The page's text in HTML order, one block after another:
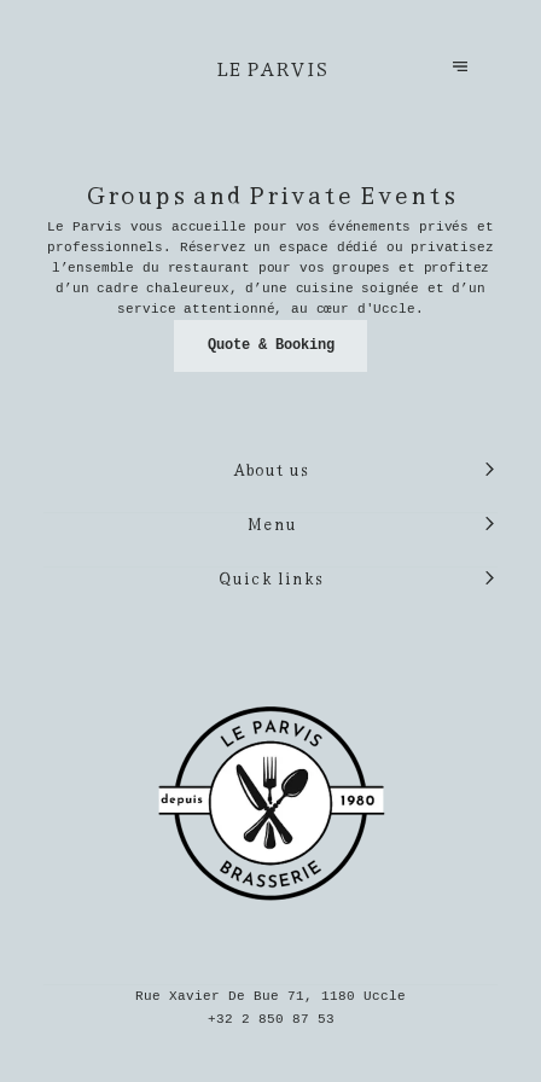
LE PARVIS
Groups and Private Events
Le Parvis vous accueille pour vos événements privés et
professionnels. Réservez un espace dédié ou privatisez
l’ensemble du restaurant pour vos groupes et profitez
d’un cadre chaleureux, d’une cuisine soignée et d’un
service attentionné, au cœur d'Uccle.
Quote & Booking
About us
Menu
Quick links
Rue Xavier De Bue 71, 1180 Uccle
+32 2 850 87 53